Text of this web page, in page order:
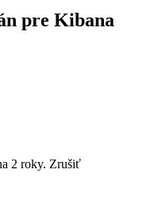
pre Kibana
2 roky. Zrušiť